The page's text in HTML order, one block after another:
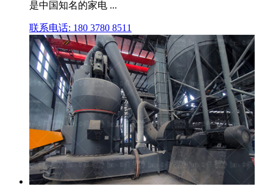
是中国知名的家电 ...
联系电话: 180 3780 8511